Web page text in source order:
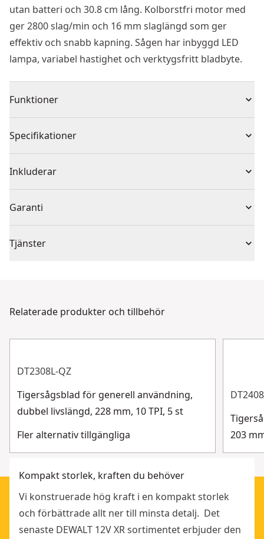
utan batteri och 30.8 cm lång. Kolborstfri motor med
ger 2800 slag/min och 16 mm slaglängd som ger
effektiv och snabb kapning. Sågen har inbyggd LED
lampa, variabel hastighet och verktygsfritt bladbyte.
Funktioner
SV - LED for improved visibility of cut-line
Kolborstfri motor minskar verktygsstorleken medan
den maximerar kraften och ger längre gångtid
Specifikationer
Produkttyp Tigersåg
Spänning 12V
Batteridriven eller
Visa mer
Inkluderar
Garanti
du är registrerad
Tjänster
Kundsupport
Relaterade produkter och tillbehör
DT2308L-QZ
Tigersågsblad för generell användning,
dubbel livslängd, 228 mm, 10 TPI, 5 st
Fler alternativ tillgängliga
203
Kompakt storlek, kraften du behöver
Vi konstruerade hög kraft i en kompakt storlek
och förbättrade allt ner till minsta detalj. Det
senaste DEWALT 12V XR sortimentet erbjuder den